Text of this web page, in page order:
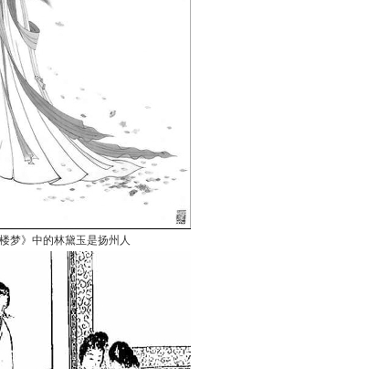
梦》中的林黛玉是扬州人